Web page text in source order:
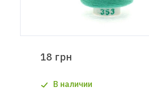
Ремонт
18 грн
В наличии